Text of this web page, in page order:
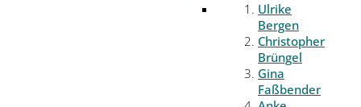
Ulrike
Bergen
Christopher
Brüngel
Gina
Faßbender